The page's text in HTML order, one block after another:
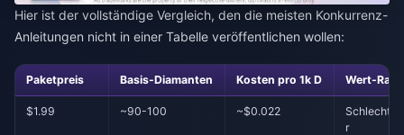
Hier ist der vollständige Vergleich, den die meisten Konkurrenz-
Anleitungen nicht in einer Tabelle veröffentlichen wollen:
Paketpreis Basis-Diamanten Kosten pro 1k D Wert-
$1.99 ~90-100 ~$0.022
r